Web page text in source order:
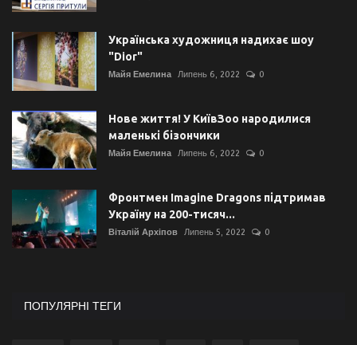
Українська художниця надихає шоу
"Dior"
Майя Емелина Липень 6, 2022 0
Нове життя! У КиївЗоо народилися
маленькі бізончики
Майя Емелина Липень 6, 2022 0
Фронтмен Imagine Dragons підтримав
Україну на 200-тисяч...
Віталій Архіпов Липень 5, 2022 0
ПОПУЛЯРНІ ТЕГИ